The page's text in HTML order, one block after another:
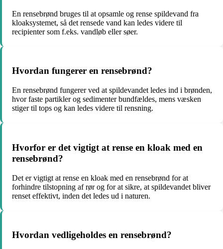
En rensebrønd bruges til at opsamle og rense spildevand fra
kloaksystemet, så det rensede vand kan ledes videre til
recipienter som f.eks. vandløb eller søer.
Hvordan fungerer en rensebrønd?
En rensebrønd fungerer ved at spildevandet ledes ind i brønden,
hvor faste partikler og sedimenter bundfældes, mens væsken
stiger til tops og kan ledes videre til rensning.
Hvorfor er det vigtigt at rense en kloak med en
rensebrønd?
Det er vigtigt at rense en kloak med en rensebrønd for at
forhindre tilstopning af rør og for at sikre, at spildevandet bliver
renset effektivt, inden det ledes ud i naturen.
Hvordan vedligeholdes en rensebrønd?